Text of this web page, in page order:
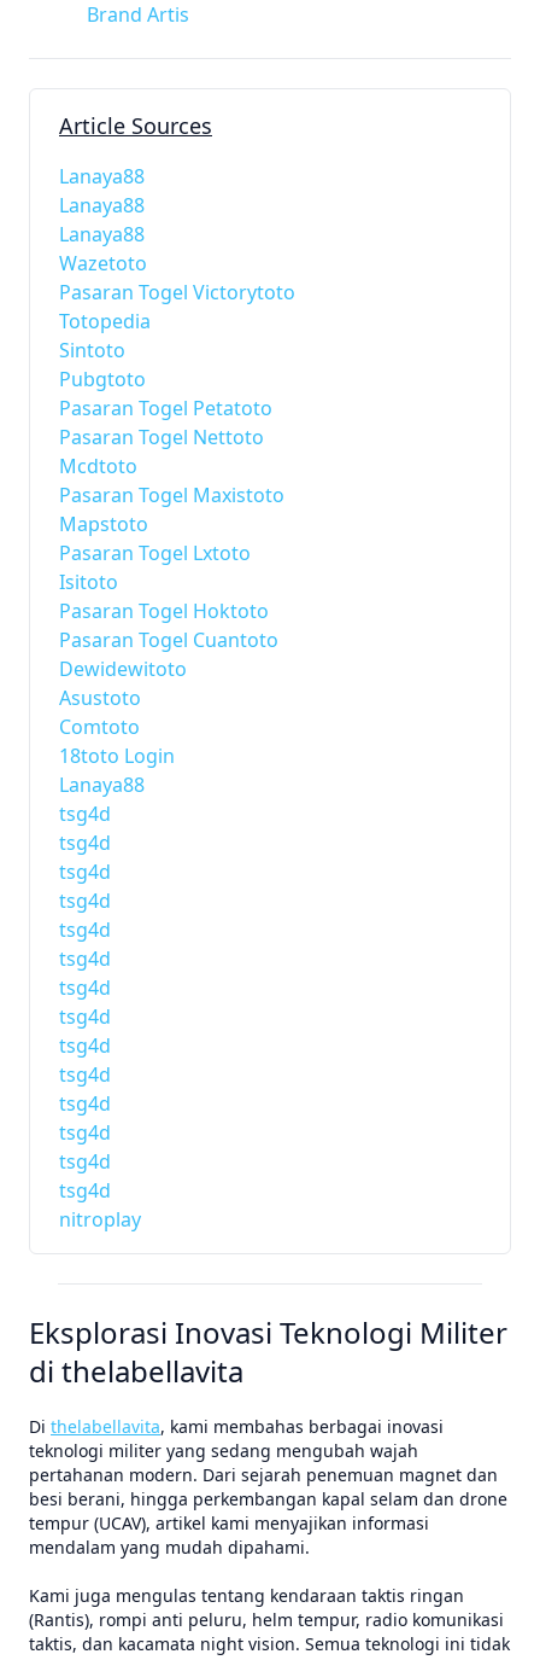
Brand Artis
Article Sources
Lanaya88
Lanaya88
Lanaya88
Wazetoto
Pasaran Togel Victorytoto
Totopedia
Sintoto
Pubgtoto
Pasaran Togel Petatoto
Pasaran Togel Nettoto
Mcdtoto
Pasaran Togel Maxistoto
Mapstoto
Pasaran Togel Lxtoto
Isitoto
Pasaran Togel Hoktoto
Pasaran Togel Cuantoto
Dewidewitoto
Asustoto
Comtoto
18toto Login
Lanaya88
tsg4d
tsg4d
tsg4d
tsg4d
tsg4d
tsg4d
tsg4d
tsg4d
tsg4d
tsg4d
tsg4d
tsg4d
tsg4d
tsg4d
nitroplay
Eksplorasi Inovasi Teknologi Militer
di thelabellavita
Di thelabellavita, kami membahas berbagai inovasi
teknologi militer yang sedang mengubah wajah
pertahanan modern. Dari sejarah penemuan magnet dan
besi berani, hingga perkembangan kapal selam dan drone
tempur (UCAV), artikel kami menyajikan informasi
mendalam yang mudah dipahami.
Kami juga mengulas tentang kendaraan taktis ringan
(Rantis), rompi anti peluru, helm tempur, radio komunikasi
taktis, dan kacamata night vision. Semua teknologi ini tidak